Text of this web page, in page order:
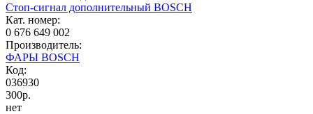
Стоп-сигнал дополнительный BOSCH
Кат. номер:
0 676 649 002
Производитель:
ФАРЫ BOSCH
Код:
036930
300р.
нет